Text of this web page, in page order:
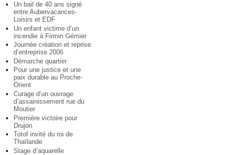
Un bail de 40 ans signé
entre Aubervacances-
Loisirs et EDF
Un enfant victime d’un
incendie à Firmin Gémier
Journée création et reprise
d’entreprise 2006
Démarche quartier
Pour une justice et une
paix durable au Proche-
Orient
Curage d’un ouvrage
d’assainissement rue du
Moutier
Première victoire pour
Drujon
Totof invité du roi de
Thaïlande
Stage d’aquarelle